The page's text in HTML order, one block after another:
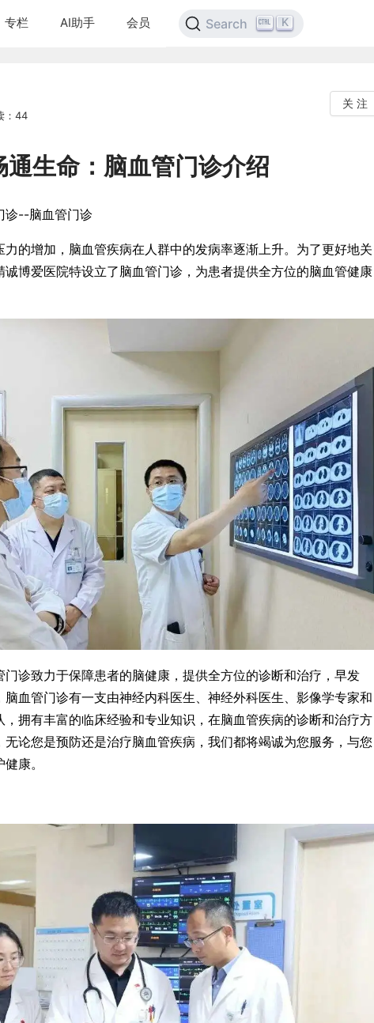
专栏 AI助手 会员 Search K
：44
关 注
通生命：脑血管门诊介绍
诊--脑血管门诊
的增加，脑血管疾病在人群中的发病率逐渐上升。为了更好地关
博爱医院特设立了脑血管门诊，为患者提供全方位的脑血管健康
诊致力于保障患者的脑健康，提供全方位的诊断和治疗，早发
血管门诊有一支由神经内科医生、神经外科医生、影像学专家和
拥有丰富的临床经验和专业知识，在脑血管疾病的诊断和治疗方
论您是预防还是治疗脑血管疾病，我们都将竭诚为您服务，与您
康。